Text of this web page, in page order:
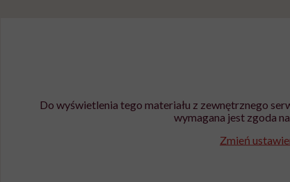
Do wyświetlenia tego materiału z zewnętrznego
wymagana jest zgoda
Zmień